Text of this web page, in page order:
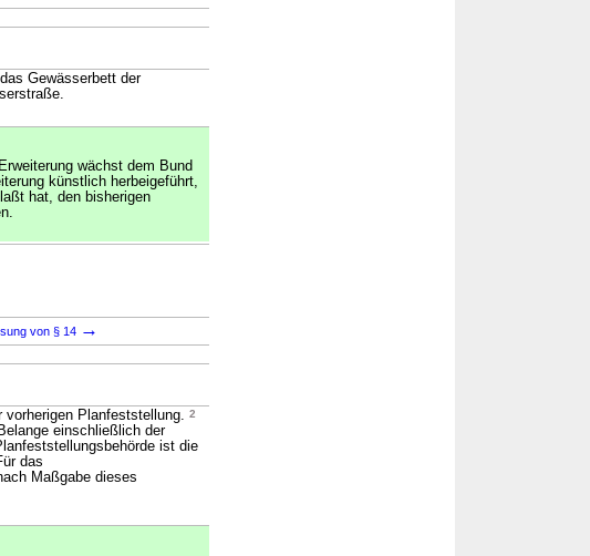
Gewässerbett der
wächst dem Bund
künstlich herbeigeführt,
hat, den bisherigen
von § 14 →
vorherigen Planfeststellung. 2
einschließlich der
ist die
das
Maßgabe dieses